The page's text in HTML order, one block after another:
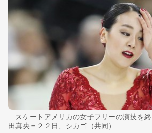
スケートアメリカの女子フリーの演技を
田真央＝２２日、シカゴ（共同）